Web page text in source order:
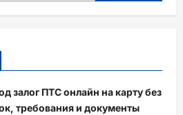
залог ПТС онлайн на карту без
требования и документы